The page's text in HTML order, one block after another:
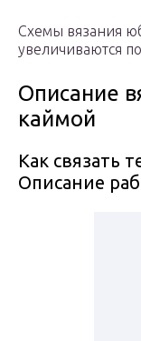
Схемы вязания
увеличиваются
Описание
каймой
Как связать
Описание